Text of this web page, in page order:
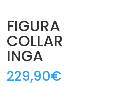
FIGURA
COLLAR
INGA
229,90€